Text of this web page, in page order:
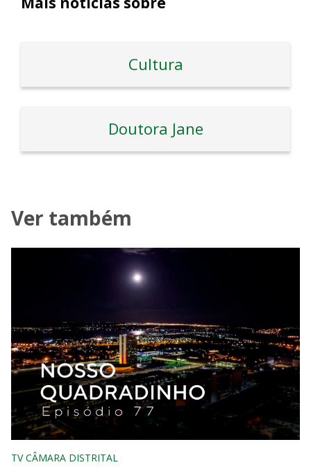
Cultura
Doutora Jane
Ver também
TV CÂMARA DISTRITAL